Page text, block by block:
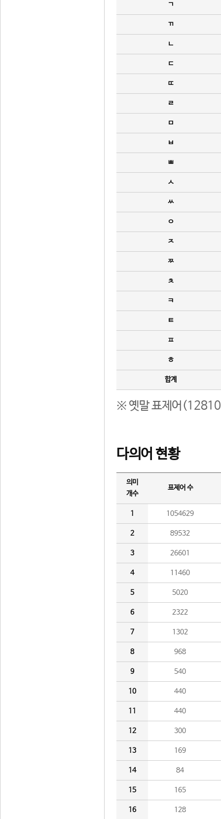
ㄱ
ㄲ
ㄴ
ㄷ
ㄸ
ㄹ
ㅁ
ㅂ
ㅃ
ㅅ
ㅆ
ㅇ
ㅈ
ㅉ
ㅊ
ㅋ
ㅌ
ㅍ
ㅎ
합계
※ 옛말 표제어(12810
다의어 현황
의미
개수
표제어 수
1 1054629
2 89532
3 26601
4 11460
5 5020
6 2322
7 1302
8 968
9 540
10 440
11 440
12 300
13 169
14 84
15 165
16 128